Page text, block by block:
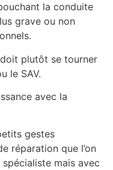
la conduite
grave ou non
plutôt se tourner
le SAV.
avec la
gestes
réparation que l’on
mais avec